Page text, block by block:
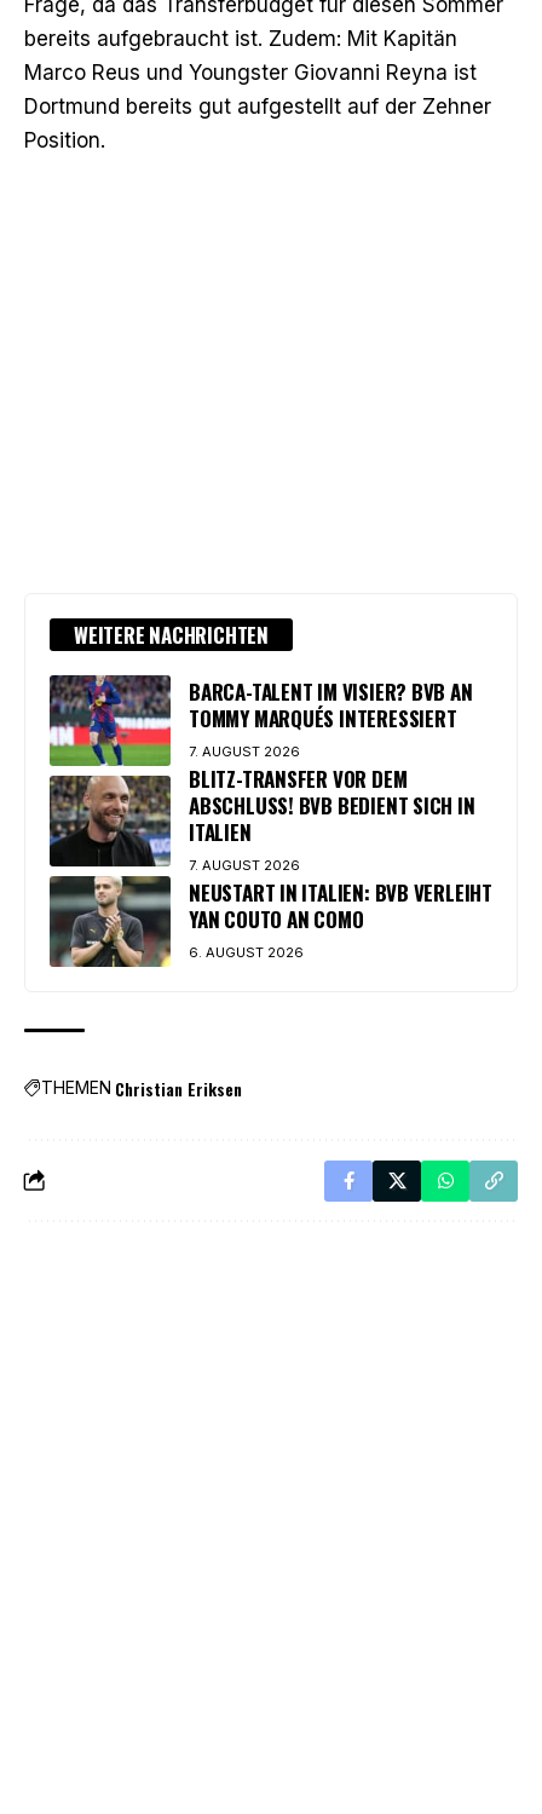
bereits aufgebraucht ist. Zudem: Mit Kapitän
Marco Reus und Youngster Giovanni Reyna ist
Dortmund bereits gut aufgestellt auf der Zehner
Position.
WEITERE NACHRICHTEN
BARCA-TALENT IM VISIER? BVB AN
TOMMY MARQUÉS INTERESSIERT
7. AUGUST 2026
BLITZ-TRANSFER VOR DEM
ABSCHLUSS! BVB BEDIENT SICH IN
ITALIEN
7. AUGUST 2026
NEUSTART IN ITALIEN: BVB VERLEIHT
YAN COUTO AN COMO
6. AUGUST 2026
THEMEN Christian Eriksen